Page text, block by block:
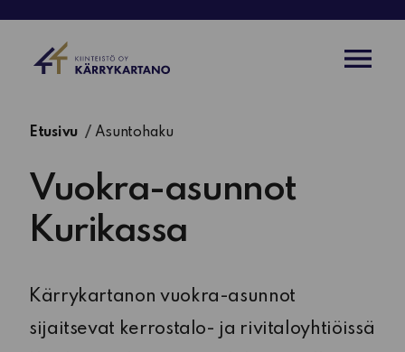
Etusivu Asuntohaku
Vuokra-asunnot
Kurikassa
Kärrykartanon vuokra-asunnot
sijaitsevat kerrostalo- ja rivitaloyhtiöissä